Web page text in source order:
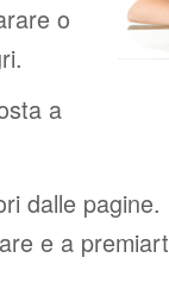
o
a
dalle
e a